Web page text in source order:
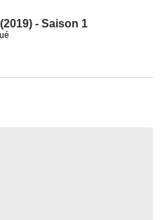
- Saison 1